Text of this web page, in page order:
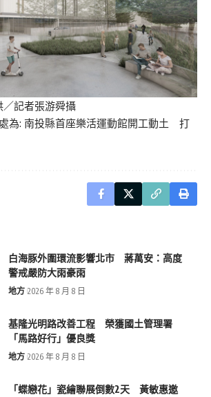
記者張游舜攝
為: 南投縣首座樂活運動館開工動土 打
白海豚外圍環流影響北市 蔣萬安：高度
警戒嚴防大雨豪雨
地方 2026 年 8 月 8 日
基隆光明路改善工程 榮獲國土管理署
「馬路好行」優良獎
地方 2026 年 8 月 8 日
「蝶戀花」瓷繪聯展倒數2天 黃敏惠邀